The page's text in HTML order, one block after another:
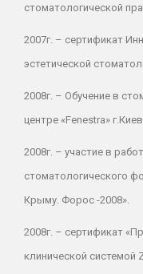
стоматологической
2007г. – сертификат
эстетической
2008г. – Обучение в
центре «Fenestra»
2008г. – участие в
стоматологического
Крыму. Форос -2008».
2008г. – сертификат
клинической системой